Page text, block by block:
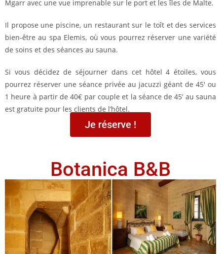
Mgarr avec une vue imprenable sur le port et les îles de Malte.
Il propose une piscine, un restaurant sur le toît et des services
bien-être au spa Elemis, où vous pourrez réserver une variété
de soins et des séances au sauna.
Si vous décidez de séjourner dans cet hôtel 4 étoiles, vous
pourrez réserver une séance privée au jacuzzi géant de 45′ ou
1 heure à partir de 40€ par couple et la séance de 45’ au sauna
est gratuite pour les clients de l’hôtel.
Je réserve !
Botanica B&B